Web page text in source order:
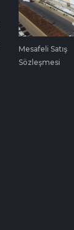
Mesafeli Satış
Sözleşmesi